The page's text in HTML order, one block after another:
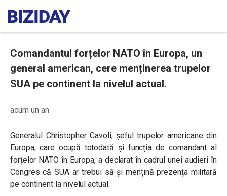
Comandantul forțelor NATO în Europa, un
general american, cere menținerea trupelor
SUA pe continent la nivelul actual.
acum un an
Generalul Christopher Cavoli, șeful trupelor americane din
Europa, care ocupă totodată și funcția de comandant al
forțelor NATO în Europa, a declarat în cadrul unei audieri în
Congres că SUA ar trebui să-și mențină prezența militară
pe continent la nivelul actual.